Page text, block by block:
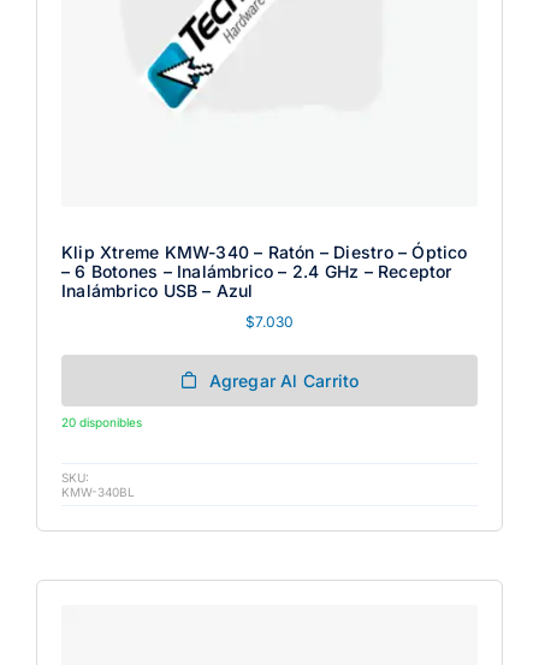
Klip Xtreme KMW-340 – Ratón – Diestro – Óptico
– 6 Botones – Inalámbrico – 2.4 GHz – Receptor
Inalámbrico USB – Azul
$7.030
Agregar Al Carrito
20 disponibles
SKU:
KMW-340BL